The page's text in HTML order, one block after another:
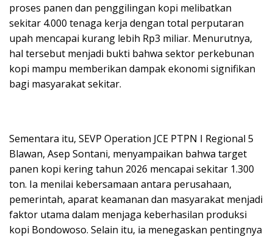
proses panen dan penggilingan kopi melibatkan
sekitar 4.000 tenaga kerja dengan total perputaran
upah mencapai kurang lebih Rp3 miliar. Menurutnya,
hal tersebut menjadi bukti bahwa sektor perkebunan
kopi mampu memberikan dampak ekonomi signifikan
bagi masyarakat sekitar.
Sementara itu, SEVP Operation JCE PTPN I Regional 5
Blawan, Asep Sontani, menyampaikan bahwa target
panen kopi kering tahun 2026 mencapai sekitar 1.300
ton. Ia menilai kebersamaan antara perusahaan,
pemerintah, aparat keamanan dan masyarakat menjadi
faktor utama dalam menjaga keberhasilan produksi
kopi Bondowoso. Selain itu, ia menegaskan pentingnya